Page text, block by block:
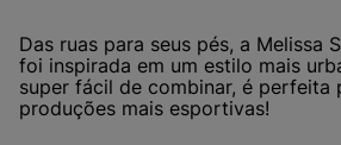
Das ruas para seus pés, a Melissa
foi inspirada em um estilo mais
super fácil de combinar, é perfeita
produções mais esportivas!